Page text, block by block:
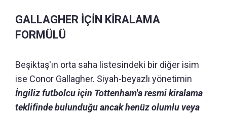
GALLAGHER İÇİN KİRALAMA
FORMÜLÜ
Beşiktaş'ın orta saha listesindeki bir diğer isim
ise Conor Gallagher. Siyah-beyazlı yönetimin
İngiliz futbolcu için Tottenham'a resmi kiralama
teklifinde bulunduğu ancak henüz olumlu veya